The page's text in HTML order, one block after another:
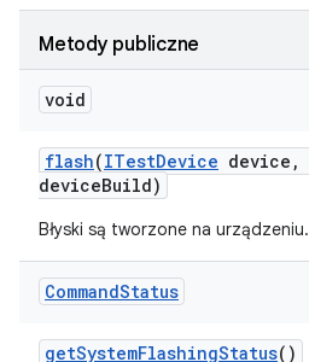
Metody publiczne
void
flash(ITestDevice device ,
deviceBuild)
Błyski są tworzone na urządzeniu.
CommandStatus
getSystemFlashingStatus()